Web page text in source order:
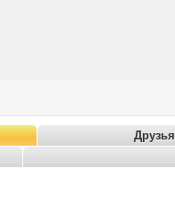
Друзья